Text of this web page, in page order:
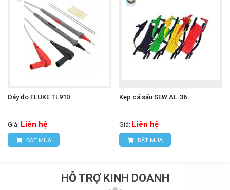
Dây đo FLUKE TL910
Giá: Liên hệ
ĐẶT MUA
Kẹp cá sấu SEW AL-36
Giá: Liên hệ
ĐẶT MUA
HỖ TRỢ KINH DOANH